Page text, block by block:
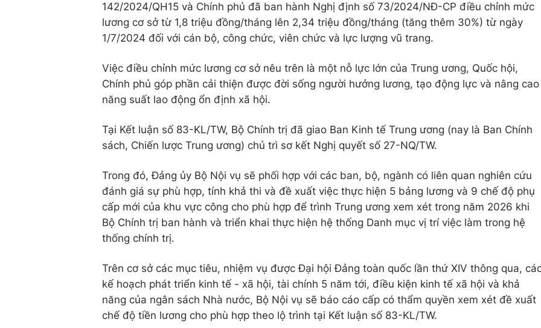
142/2024/QH15 và Chính phủ đã ban hành Nghị định số 73/2024/NĐ-CP điều chỉnh mức
lương cơ sở từ 1,8 triệu đồng/tháng lên 2,34 triệu đồng/tháng (tăng thêm 30%) từ ngày
1/7/2024 đối với cán bộ, công chức, viên chức và lực lượng vũ trang.
Việc điều chỉnh mức lương cơ sở nêu trên là một nỗ lực lớn của Trung ương, Quốc hội,
Chính phủ góp phần cải thiện được đời sống người hưởng lương, tạo động lực và nâng cao
năng suất lao động ổn định xã hội.
Tại Kết luận số 83-KL/TW, Bộ Chính trị đã giao Ban Kinh tế Trung ương (nay là Ban Chính
sách, Chiến lược Trung ương) chủ trì sơ kết Nghị quyết số 27-NQ/TW.
Trong đó, Đảng ủy Bộ Nội vụ sẽ phối hợp với các ban, bộ, ngành có liên quan nghiên cứu
đánh giá sự phù hợp, tính khả thi và đề xuất việc thực hiện 5 bảng lương và 9 chế độ phụ
cấp mới của khu vực công cho phù hợp để trình Trung ương xem xét trong năm 2026 khi
Bộ Chính trị ban hành và triển khai thực hiện hệ thống Danh mục vị trí việc làm trong hệ
thống chính trị.
Trên cơ sở các mục tiêu, nhiệm vụ được Đại hội Đảng toàn quốc lần thứ XIV thông qua,
kế hoạch phát triển kinh tế - xã hội, tài chính 5 năm tới, điều kiện kinh tế xã hội và khả
năng của ngân sách Nhà nước, Bộ Nội vụ sẽ báo cáo cấp có thẩm quyền xem xét đề xuất
chế độ tiền lương cho phù hợp theo lộ trình tại Kết luận số 83-KL/TW.